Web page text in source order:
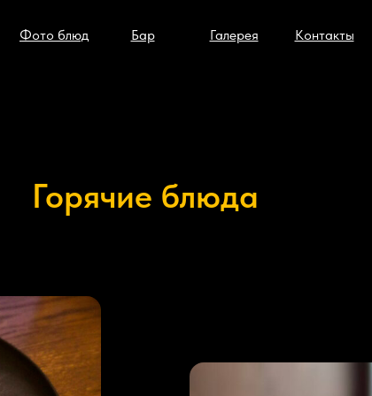
Контакты
Галерея
Бар
Фото блюд
Горячие блюда